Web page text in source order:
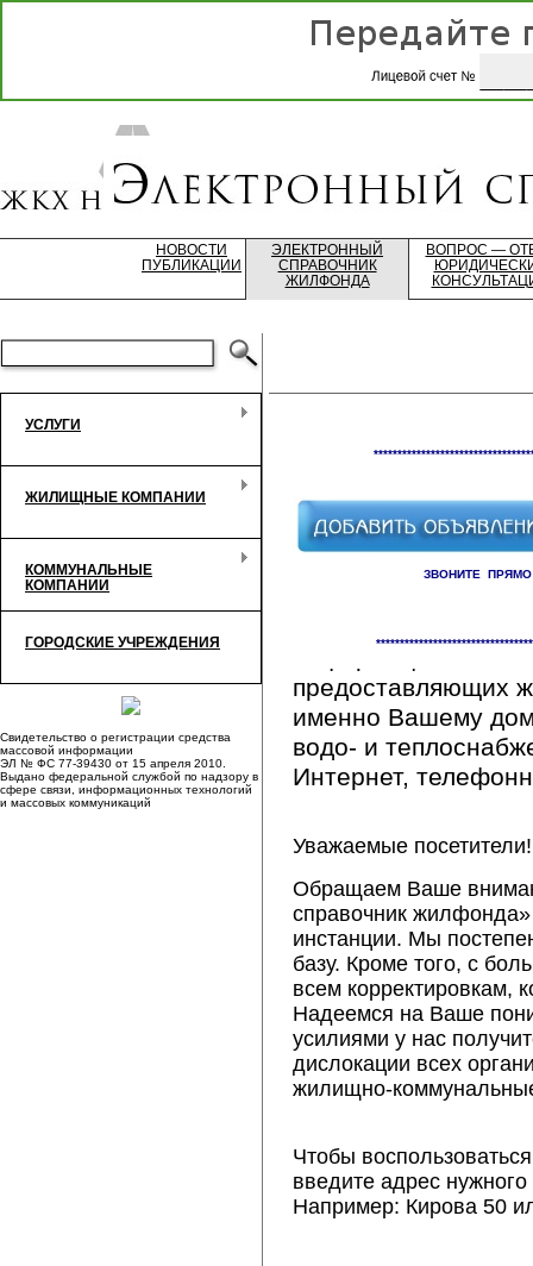
НОВОСТИ
ПУБЛИКАЦИИ
ЭЛЕКТРОННЫЙ
СПРАВОЧНИК
ЖИЛФОНДА
ВОПРОС —
УСЛУГИ
ЖИЛИЩНЫЕ КОМПАНИИ
КОММУНАЛЬНЫЕ
КОМПАНИИ
ГОРОДСКИЕ УЧРЕЖДЕНИЯ
Свидетельство о регистрации средства
массовой информации
ЭЛ № ФС 77-39430 от 15 апреля 2010.
Выдано федеральной службой по надзору в
сфере связи, информационных технологий
и массовых коммуникаций
ЗВОНИТЕ
предоставляющих
именно Вашему
водо- и
Интернет,
Уважаемые посетители!
Обращаем Ваше
справочник
инстанции. Мы
базу. Кроме того, с
всем корректировкам,
Надеемся на Ваше
усилиями у нас
дислокации всех
жилищно-
Чтобы
введите адрес
Например: Кирова 50